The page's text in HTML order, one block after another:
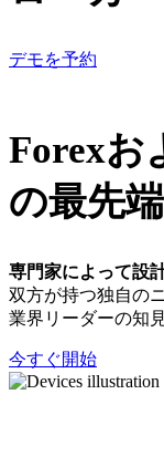
デモを予約
Forexお
の最先
専門家によって設
双方が持つ独自の
業界リーダーの知
今すぐ開始